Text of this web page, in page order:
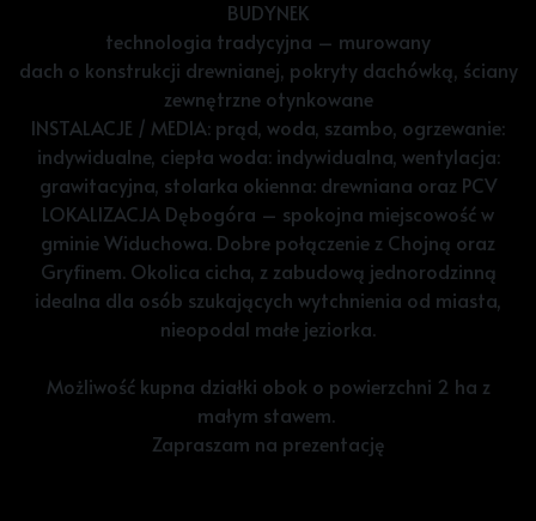
BUDYNEK
technologia tradycyjna – murowany
dach o konstrukcji drewnianej, pokryty dachówką, ściany
zewnętrzne otynkowane
INSTALACJE / MEDIA: prąd, woda, szambo, ogrzewanie:
indywidualne, ciepła woda: indywidualna, wentylacja:
grawitacyjna, stolarka okienna: drewniana oraz PCV
LOKALIZACJA Dębogóra – spokojna miejscowość w
gminie Widuchowa. Dobre połączenie z Chojną oraz
Gryfinem. Okolica cicha, z zabudową jednorodzinną
idealna dla osób szukających wytchnienia od miasta,
nieopodal małe jeziorka.
Możliwość kupna działki obok o powierzchni 2 ha z
małym stawem.
Zapraszam na prezentację